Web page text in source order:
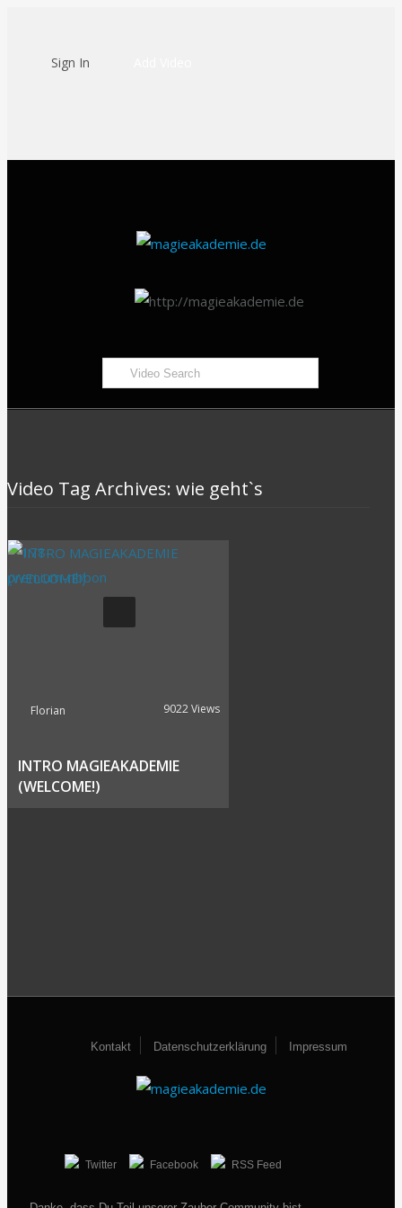
Sign In
Video Tag Archives: wie geht`s
Florian 9022 Views
INTRO MAGIEAKADEMIE
(WELCOME!)
Kontakt Datenschutzerklärung Impressum
Twitter Facebook RSS Feed